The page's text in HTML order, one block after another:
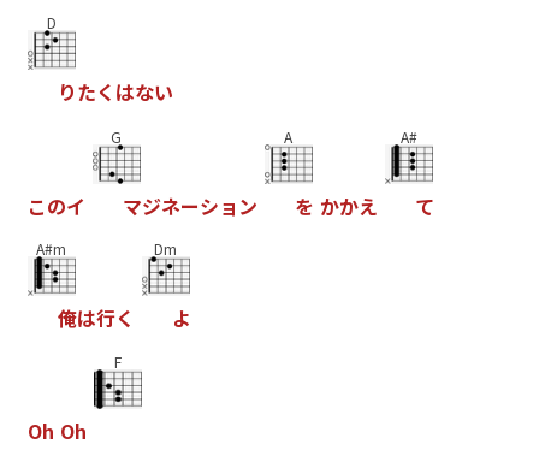
D
りたく はない
このイ
G
マジネーショ ン
A
を かかえ
A#
て
A#m
俺は行く
Dm
よ
Oh Oh
F